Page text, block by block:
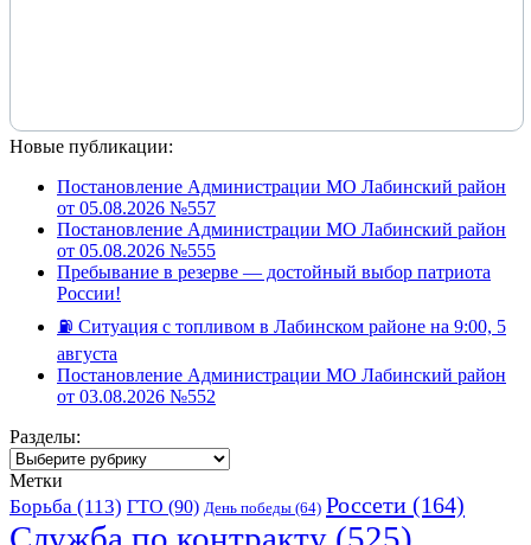
Новые публикации:
Постановление Администрации МО Лабинский район
от 05.08.2026 №557
Постановление Администрации МО Лабинский район
от 05.08.2026 №555
Пребывание в резерве — достойный выбор патриота
России!
⛽️ Ситуация с топливом в Лабинском районе на 9:00, 5
августа
Постановление Администрации МО Лабинский район
от 03.08.2026 №552
Разделы:
Разделы:
Метки
Борьба (113) ГТО (90) День победы (64) Россети (164)